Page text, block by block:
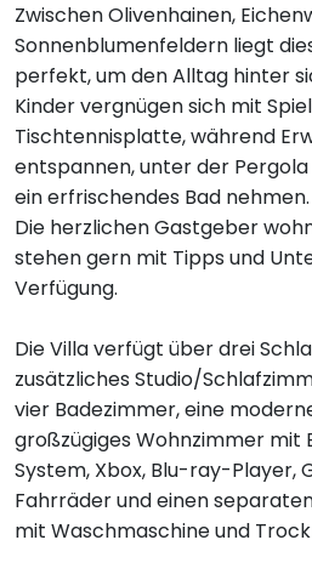
Zwischen Olivenhainen,
Sonnenblumenfeldern liegt
perfekt, um den Alltag hinter
Kinder vergnügen sich mit
Tischtennisplatte, während
entspannen, unter der
ein erfrischendes Bad nehmen.
Die herzlichen Gastgeber
stehen gern mit Tipps und
Verfügung.
Die Villa verfügt über drei
zusätzliches Studio/
vier Badezimmer, eine
großzügiges Wohnzimmer mit
System, Xbox, Blu-ray-Player,
Fahrräder und einen
mit Waschmaschine und